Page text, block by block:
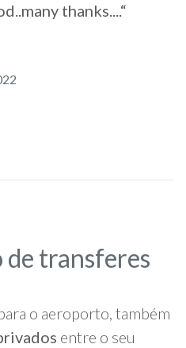
thanks....“
transferes
o aeroporto, também
entre o seu